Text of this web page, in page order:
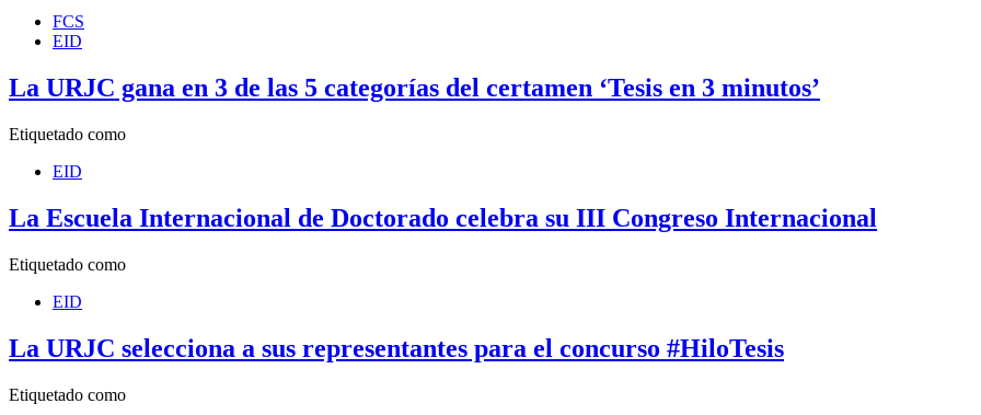
FCS
EID
La URJC gana en 3 de las 5 categorías del certamen ‘Tesis en 3 minutos’
Etiquetado como
EID
La Escuela Internacional de Doctorado celebra su III Congreso Internacional
Etiquetado como
EID
La URJC selecciona a sus representantes para el concurso #HiloTesis
Etiquetado como